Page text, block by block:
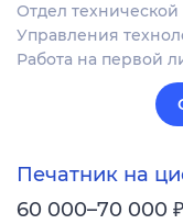
Отдел
Управления
Работа на первой
Печатник на
60 000–70 000 ₽